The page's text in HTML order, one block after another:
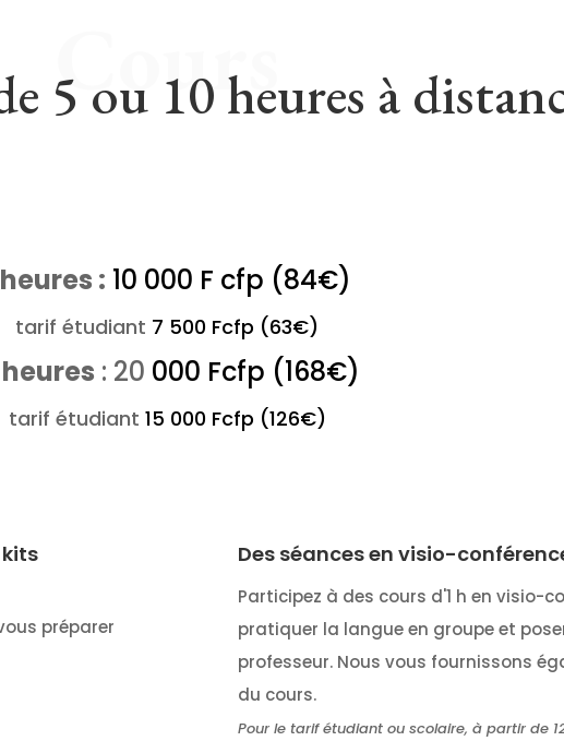
Cours
5 ou 10 heures à
: 10 000 F cfp (84€)
tarif étudiant 7 500 Fcfp (63€)
heures : 20 000 Fcfp (168€)
tarif étudiant 15 000 Fcfp (126€)
préparer
Des séances en visio-
Participez à des cours d'1 h en visio-
pratiquer la langue en groupe et
professeur. Nous vous fournissons
du cours.
Pour le tarif étudiant ou scolaire, à partir de